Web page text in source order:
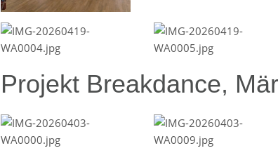
Projekt Breakdance,